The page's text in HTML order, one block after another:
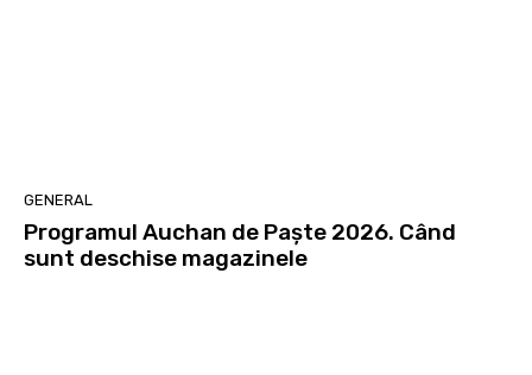
GENERAL
Programul Auchan de Paște 2026. Când
sunt deschise magazinele